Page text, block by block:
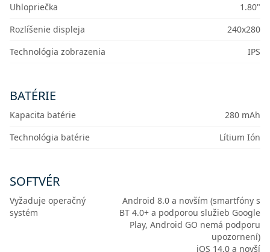
Uhlopriečka
1.80"
Rozlíšenie displeja
240x280
Technológia zobrazenia
IPS
BATÉRIE
Kapacita batérie
280 mAh
Technológia batérie
Lítium Ión
SOFTVÉR
Vyžaduje operačný
systém
Android 8.0 a novším (smartfóny s
BT 4.0+ a podporou služieb Google
Play, Android GO nemá podporu
upozornení)
iOS 14.0 a novší